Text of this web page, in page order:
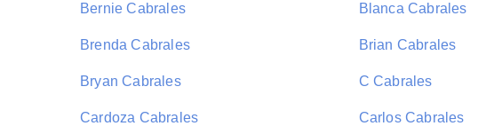
Bernie Cabrales Blanca Cabrales
Brenda Cabrales Brian Cabrales
Bryan Cabrales C Cabrales
Cardoza Cabrales Carlos Cabrales